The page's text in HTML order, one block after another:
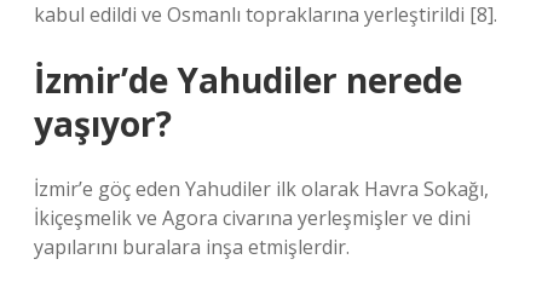
kabul edildi ve Osmanlı topraklarına yerleştirildi [8].
İzmir’de Yahudiler nerede
yaşıyor?
İzmir’e göç eden Yahudiler ilk olarak Havra Sokağı,
İkiçeşmelik ve Agora civarına yerleşmişler ve dini
yapılarını buralara inşa etmişlerdir.